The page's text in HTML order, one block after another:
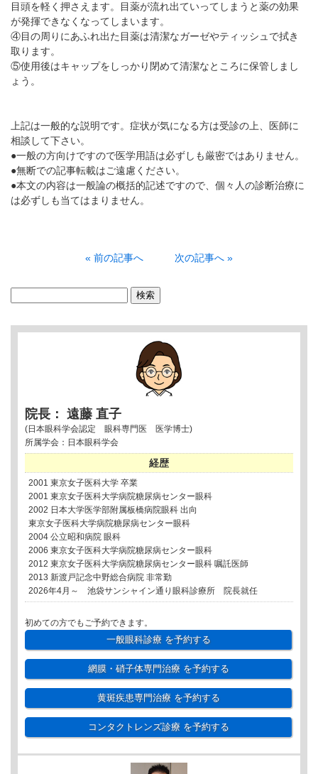
目頭を軽く押さえます。目薬が流れ出ていってしまうと薬の効果
が発揮できなくなってしまいます。
④目の周りにあふれ出た目薬は清潔なガーゼやティッシュで拭き
取ります。
⑤使用後はキャップをしっかり閉めて清潔なところに保管しまし
ょう。
上記は一般的な説明です。症状が気になる方は受診の上、医師に
相談して下さい。
●一般の方向けですので医学用語は必ずしも厳密ではありません。
●無断での記事転載はご遠慮ください。
●本文の内容は一般論の概括的記述ですので、個々人の診断治療に
は必ずしも当てはまりません。
« 前の記事へ 次の記事へ »
院長： 遠藤 直子
(日本眼科学会認定 眼科専門医 医学博士)
所属学会：日本眼科学会
経歴
2001 東京女子医科大学 卒業
2001 東京女子医科大学病院糖尿病センター眼科
2002 日本大学医学部附属板橋病院眼科 出向
東京女子医科大学病院糖尿病センター眼科
2004 公立昭和病院 眼科
2006 東京女子医科大学病院糖尿病センター眼科
2012 東京女子医科大学病院糖尿病センター眼科 嘱託医師
2013 新渡戸記念中野総合病院 非常勤
2026年4月～ 池袋サンシャイン通り眼科診療所 院長就任
初めての方でもご予約できます。
一般眼科診療を予約する
網膜・硝子体専門治療を予約する
黄斑疾患専門治療を予約する
コンタクトレンズ診療を予約する